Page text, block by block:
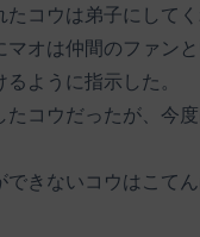
コウは弟子にしてく
マオは仲間のファン
ように指示した。
たコウだったが、今
できないコウはこてん